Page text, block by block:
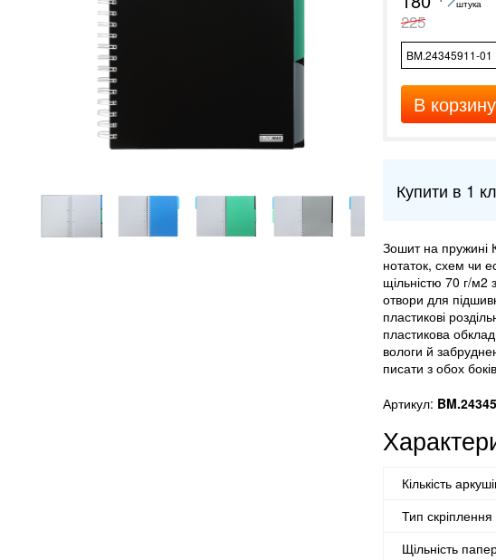
штука
225
BM.24345911-01
В корзину
Купити в 1
Зошит на пружині
нотаток, схем чи
щільністю 70 г/м2
отвори для
пластикові
пластикова
вологи й
писати з обох
Артикул:
Кількість
Тип скріплення
Щільність